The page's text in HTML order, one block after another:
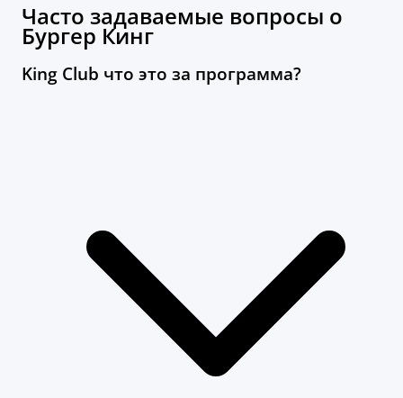
Часто задаваемые вопросы о
Бургер Кинг
King Club что это за программа?